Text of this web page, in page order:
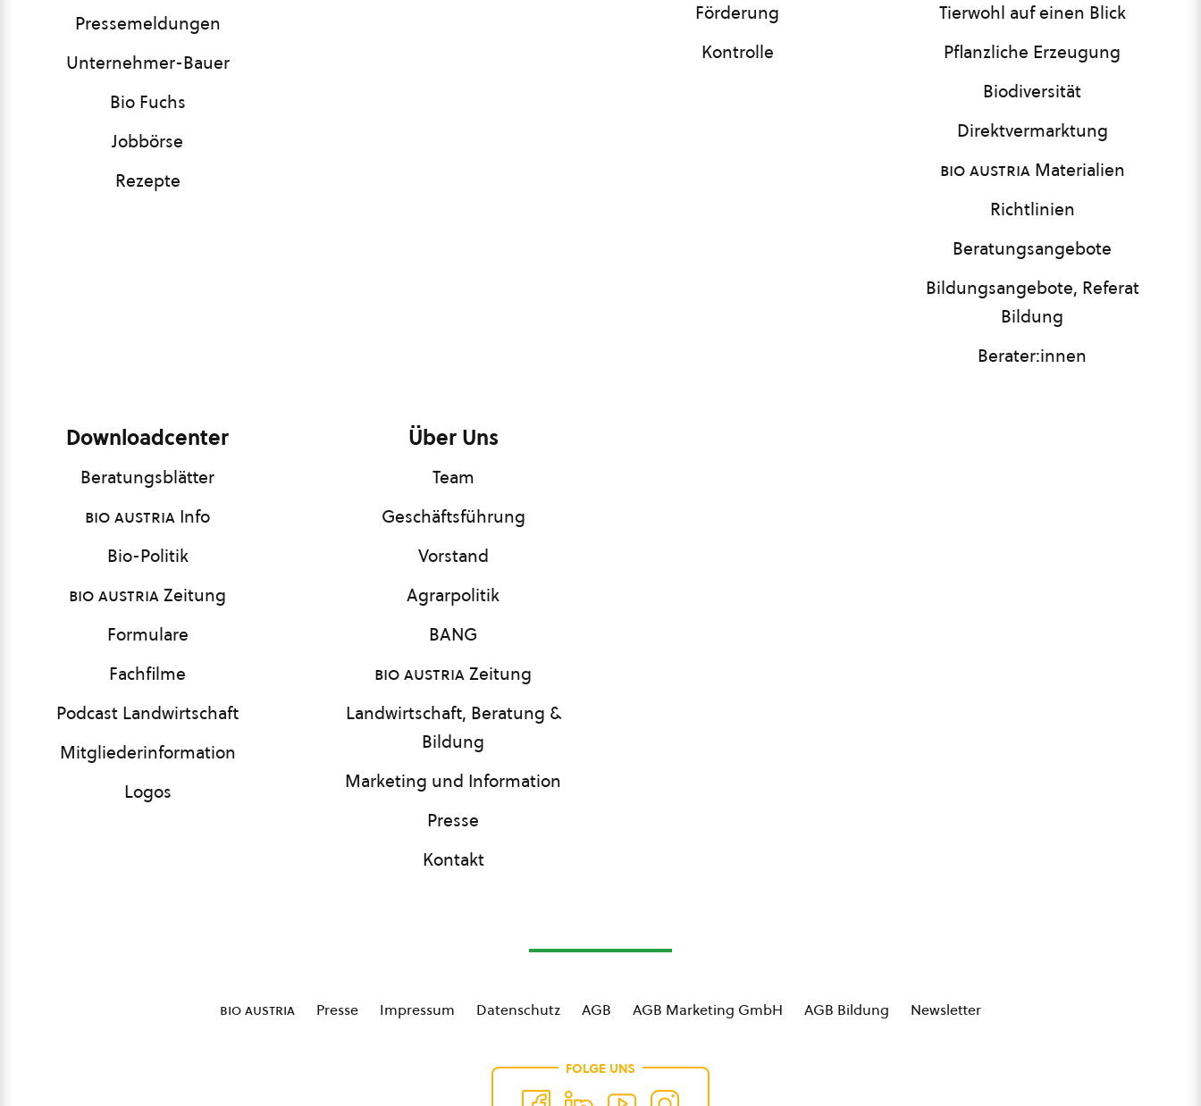
Pressemeldungen
Unternehmer-Bauer
Bio Fuchs
Jobbörse
Rezepte
Förderung
Kontrolle
Tierwohl auf einen Blick
Pflanzliche Erzeugung
Biodiversität
Direktvermarktung
bio austriaMaterialien
Richtlinien
Beratungsangebote
Bildungsangebote, Referat
Bildung
Berater:innen
Downloadcenter
Beratungsblätter
bio austria Info
Bio-Politik
bio austriaZeitung
Formulare
Fachfilme
Podcast Landwirtschaft
Mitgliederinformation
Logos
Über Uns
Team
Geschäftsführung
Vorstand
Agrarpolitik
BANG
bio austriaZeitung
Landwirtschaft, Beratung &
Bildung
Marketing und Information
Presse
Kontakt
bio austria Presse Impressum Datenschutz AGB AGB Marketing GmbH AGB Bildung Newsletter
FOLGE UNS